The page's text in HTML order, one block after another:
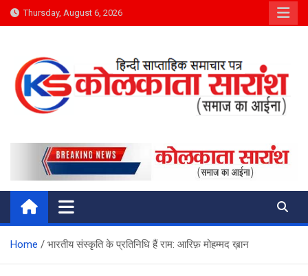
Skip
to
Thursday, August 6, 2026
Kolkata Saransh News
समाज का आईना
Home भारतीय संस्कृति के प्रतिनिधि हैं राम: आरिफ़ मोहम्मद ख़ान